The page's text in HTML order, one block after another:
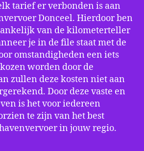
tarief er verbonden is aan
Donceel. Hierdoor ben
van de kilometerteller
je in de file staat met de
omstandigheden een iets
worden door de
zullen deze kosten niet aan
Door deze vaste en
is het voor iedereen
te zijn van het best
in jouw regio.